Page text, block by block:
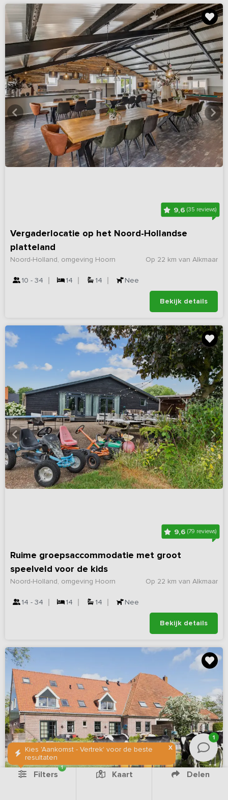
9,6 (35 reviews)
Vergaderlocatie op het Noord-Hollandse
platteland
Op 22 km van Alkmaar
Noord-Holland, omgeving Hoorn
10 - 34 14 14 Nee
Bekijk details
9,6(79 reviews)
Ruime groepsaccommodatie met groot
speelveld voor de kids
Op 22 km van Alkmaar
Noord-Holland, omgeving Hoorn
14 - 34 14 14 Nee
Bekijk details
X
Kies 'Aankomst - Vertrek' voor de beste
resultaten
1
Filters
1
Kaart Delen